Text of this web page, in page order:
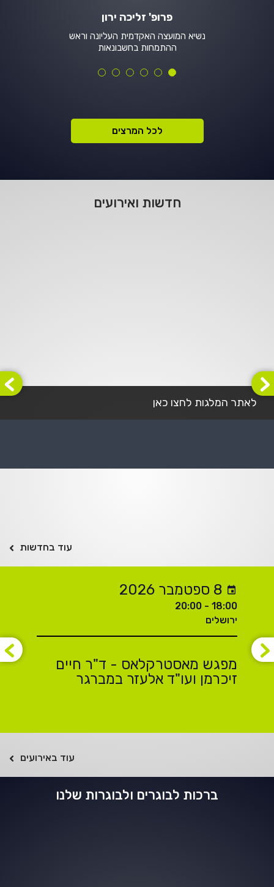
פרופ' זליכה ירון
נשיא המועצה האקדמית העליונה וראש
ההתמחות בחשבונאות
לכל המרצים
חדשות ואירועים
לאתר המלגות לחצו כאן
עוד בחדשות
8 ספטמבר 2026
18:00 - 20:00
ירושלים
מפגש מאסטרקלאס - ד"ר חיים
זיכרמן ועו"ד אלעזר במברגר
עוד באירועים
ברכות לבוגרים ולבוגרות שלנו